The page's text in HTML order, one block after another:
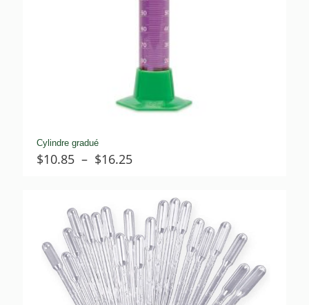
Cylindre gradué
$10.85 – $16.25Plage
$10.85
à
$16.25